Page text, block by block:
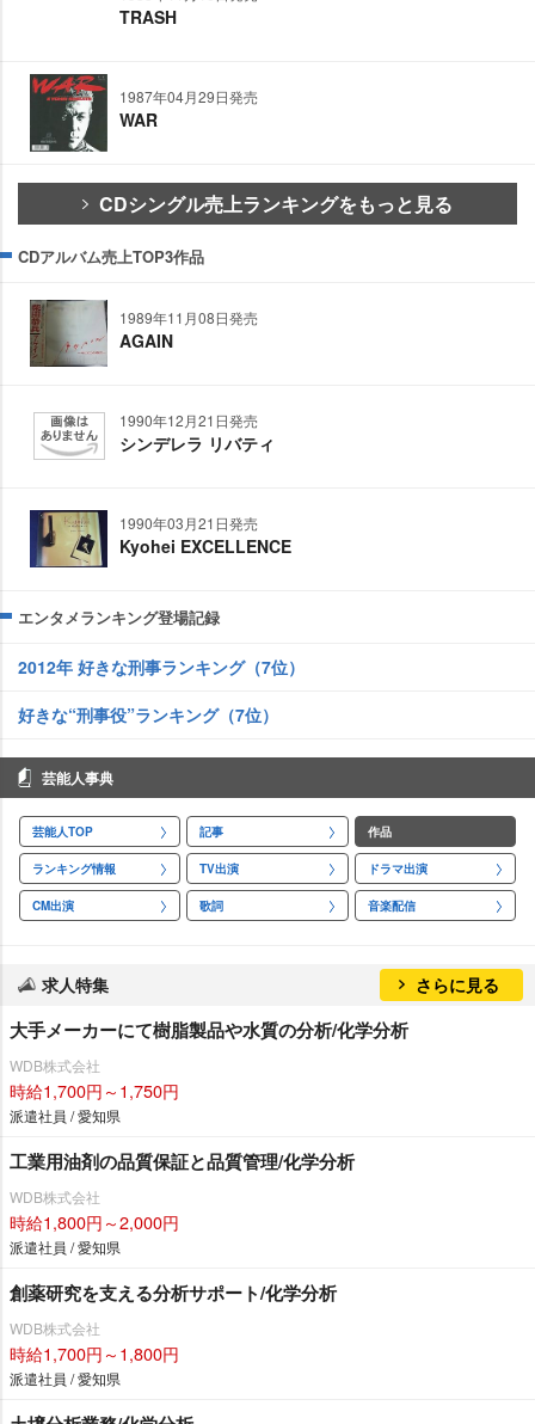
TRASH
1987年04月29日発売
WAR
CDシングル売上ランキングをもっと見る
CDアルバム売上TOP3作品
1989年11月08日発売
AGAIN
1990年12月21日発売
シンデレラ リバティ
1990年03月21日発売
Kyohei EXCELLENCE
エンタメランキング登場記録
2012年 好きな刑事ランキング（7位）
好きな“刑事役”ランキング（7位）
芸能人事典
芸能人TOP 記事 作品
ランキング情報 TV出演 ドラマ出演
CM出演 歌詞 音楽配信
求人特集 さらに見る
大手メーカーにて樹脂製品や水質の分析/化学分析
WDB株式会社
時給1,700円～1,750円
派遣社員 / 愛知県
工業用油剤の品質保証と品質管理/化学分析
WDB株式会社
時給1,800円～2,000円
派遣社員 / 愛知県
創薬研究を支える分析サポート/化学分析
WDB株式会社
時給1,700円～1,800円
派遣社員 / 愛知県